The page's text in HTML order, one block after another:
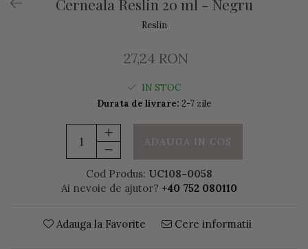
Cerneala Reslin 20 ml - Negru
Reslin
27,24 RON
IN STOC
Durata de livrare: 2-7 zile
ADAUGA IN COS
Cod Produs: UC108-0058
Ai nevoie de ajutor? +40 752 080110
Adauga la Favorite Cere informatii